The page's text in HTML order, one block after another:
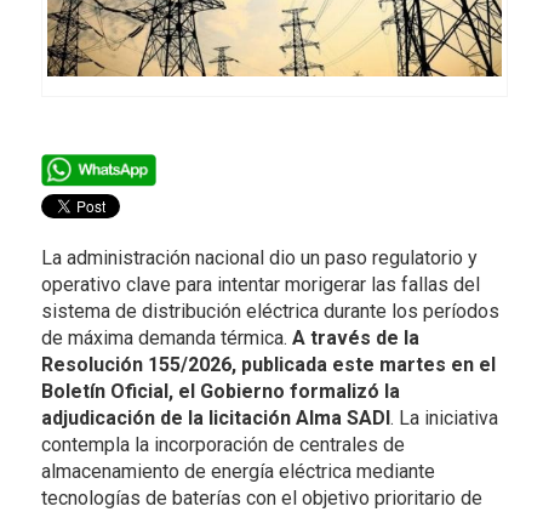
La administración nacional dio un paso regulatorio y
operativo clave para intentar morigerar las fallas del
sistema de distribución eléctrica durante los períodos
de máxima demanda térmica. A través de la
Resolución 155/2026, publicada este martes en el
Boletín Oficial, el Gobierno formalizó la
adjudicación de la licitación Alma SADI . La iniciativa
contempla la incorporación de centrales de
almacenamiento de energía eléctrica mediante
tecnologías de baterías con el objetivo prioritario de